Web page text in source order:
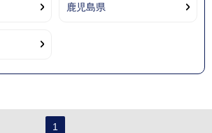
鹿児島県
1